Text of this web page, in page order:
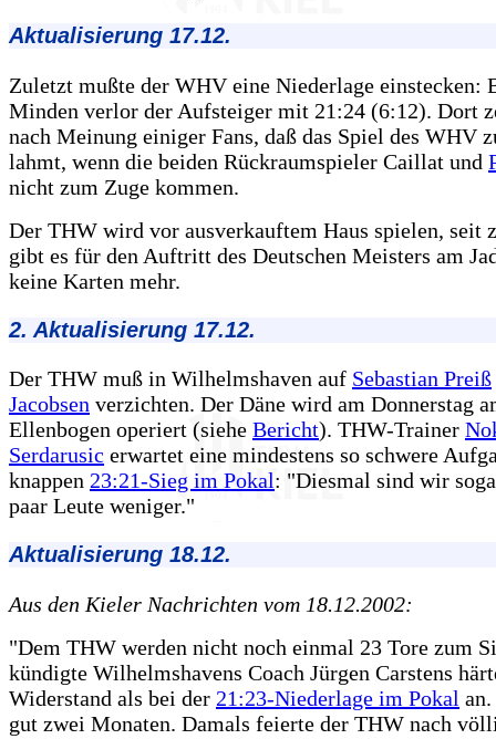
Aktualisierung 17.12.
Zuletzt mußte der WHV eine Niederlage einstecken:
Minden verlor der Aufsteiger mit 21:24 (6:12). Dort
nach Meinung einiger Fans, daß das Spiel des WHV
lahmt, wenn die beiden Rückraumspieler Caillat und
nicht zum Zuge kommen.
Der THW wird vor ausverkauftem Haus spielen, seit
gibt es für den Auftritt des Deutschen Meisters am
keine Karten mehr.
2. Aktualisierung 17.12.
Der THW muß in Wilhelmshaven auf Sebastian Preiß
Jacobsen verzichten. Der Däne wird am Donnerstag
Ellenbogen operiert (siehe Bericht). THW-Trainer
Serdarusic erwartet eine mindestens so schwere
knappen 23:21-Sieg im Pokal: "Diesmal sind wir
paar Leute weniger."
Aktualisierung 18.12.
Aus den Kieler Nachrichten vom 18.12.2002:
"Dem THW werden nicht noch einmal 23 Tore zum
kündigte Wilhelmshavens Coach Jürgen Carstens
Widerstand als bei der 21:23-Niederlage im Pokal
gut zwei Monaten. Damals feierte der THW nach